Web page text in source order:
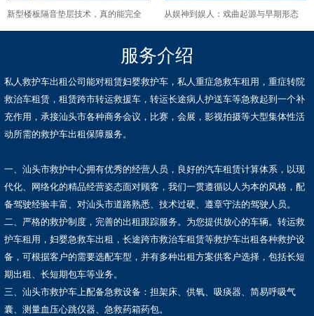
新型楼板隔音垫层技术，真的能完全
解决楼板撞击声传播吗？
从娱神到娱人：戏曲起源与早期形态
所反映的古代社会信仰与娱乐生活。
服务介绍
私人救护车出租公司能对租赁妇婴救护车，私人重症急救车租用，重症转院
救治车租赁，租赁跨市转运救援车，转运长途病人护送车等急救起到一个补
充作用，承接汕头市各种商务会议，比赛，会展，影视拍摄等大型集体性活
动所需的救护车出租保障服务。
一、汕头市救护中心拥有优秀的经营人员，良好的汽车租赁计算体系，以现
代化、网络化的精品经营姿态面对顾客，我们一贯遵循以人为本的风格，配
备驾驶经验丰富、对汕头市道路熟悉、技术过硬、遵章守法的驾驶人员。
二、严格的救护制度，完善的出租跟踪服务。为您提供放心的车辆。转运救
护车租用，妇婴急救车出租，长途跨市救治车租赁等救护车出租各种救护设
备，可根据客户的需要选配车型，并有多种出租方案供客户选择，包括长短
期出租、长短期包车等业务。
三、汕头市救护车上配备急救设备：担架床、供氧、吸痰器、简易呼吸气
囊、测量血压心跳仪器、急救药箱药包。